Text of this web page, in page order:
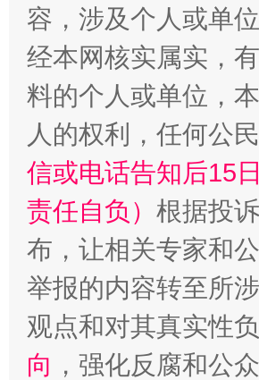
招工难、用工荒背后
容，涉及个人或单
经本网核实属实，
料的个人或单位，
人的权利，任何公
信或电话告知后15
责任自负） 根据投
布，让相关专家和
举报的内容转至所
观点和对其真实性负
向 ，强化反腐和公